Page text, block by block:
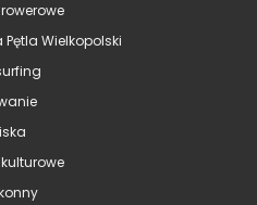
Pętla Wielkopolski